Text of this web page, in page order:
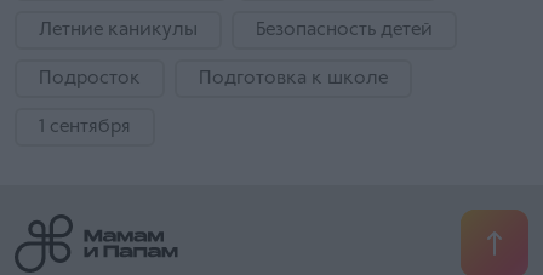
Летние каникулы Безопасность детей
Подросток Подготовка к школе
1 сентября